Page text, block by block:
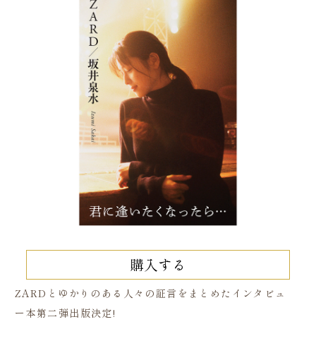
購入する
ZARDとゆかりのある人々の証言をまとめたインタビュ
ー本第二弾出版決定!